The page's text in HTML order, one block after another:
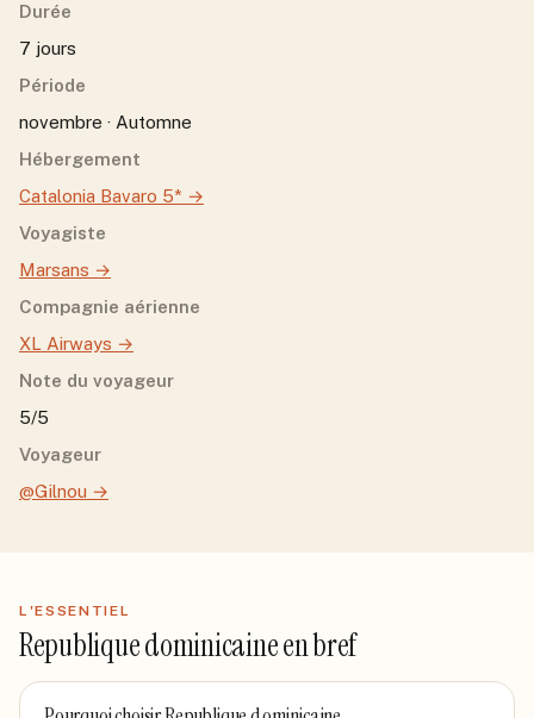
Durée
7 jours
Période
novembre · Automne
Hébergement
Catalonia Bavaro 5* →
Voyagiste
Marsans →
Compagnie aérienne
XL Airways →
Note du voyageur
5/5
Voyageur
@Gilnou →
L'ESSENTIEL
Republique dominicaineen bref